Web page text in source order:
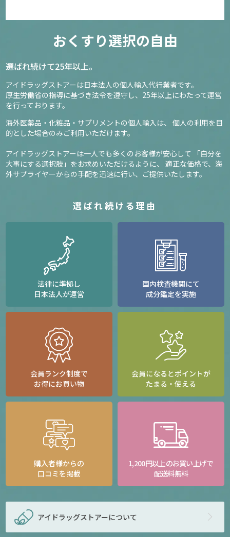
おくすり選択の自由
選ばれ続けて25年以上。
アイドラッグストアーは日本法人の個人輸入代行業者です。
厚生労働省の指導に基づき法令を遵守し、 25年以上にわたって運営
を行っております。
海外医薬品・化粧品・サプリメントの個人輸入は、
個人の利用を目
的とした場合のみご利用いただけます。
アイドラッグストアーは一人でも多くのお客様が安心して
「自分を
大事にする選択肢」をお求めいただけるように、
適正な価格で、海
外サプライヤーからの手配を迅速に行い、ご提供いたします。
選ばれ続ける理由
法律に準拠し
日本法人が運営
国内検査機関にて
成分鑑定を実施
会員ランク制度で
お得にお買い物
会員になるとポイントが
たまる・使える
購入者様からの
口コミを掲載
1,200円以上のお買い上げで
配送料無料
アイドラッグストアーについて